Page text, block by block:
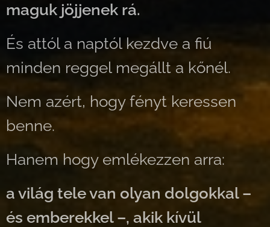
maguk jöjjenek rá.
És attól a naptól kezdve a fiú
minden reggel megállt a kőnél.
Nem azért, hogy fényt keressen
benne.
Hanem hogy emlékezzen arra:
a világ tele van olyan dolgokkal –
és emberekkel –, akik kívül